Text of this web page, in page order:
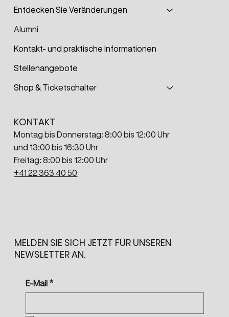
Entdecken Sie Veränderungen
Alumni
Kontakt- und praktische Informationen
Stellenangebote
Shop & Ticketschalter
KONTAKT
Montag bis Donnerstag: 8:00 bis 12:00 Uhr
und 13:00 bis 16:30 Uhr
Freitag: 8:00 bis 12:00 Uhr
+41 22 363 40 50
MELDEN SIE SICH JETZT FÜR UNSEREN
NEWSLETTER AN.
E-Mail *